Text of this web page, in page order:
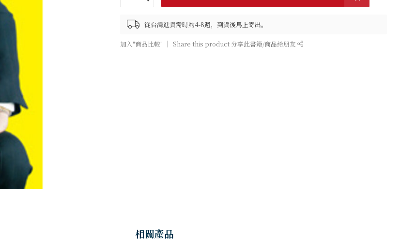
從台灣進貨需時約4-8週，到貨後馬上寄出。
加入"商品比較" Share this product 分享此書籍/商品給朋友
相關產品